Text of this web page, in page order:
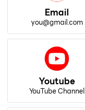
Email
you@gmail.com
Youtube
YouTube Channel